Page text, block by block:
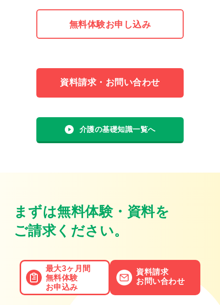
無料体験お申し込み
資料請求・お問い合わせ
介護の基礎知識一覧へ
まずは無料体験・資料を
ご請求ください。
最大3ヶ月間
無料体験
お申込み
資料請求
お問い合わせ